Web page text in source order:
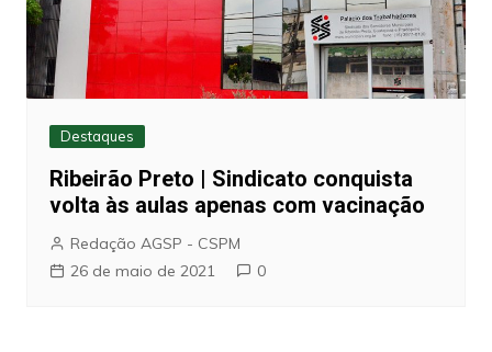
Destaques
Ribeirão Preto | Sindicato conquista
volta às aulas apenas com vacinação
Redação AGSP - CSPM
26 de maio de 2021
0